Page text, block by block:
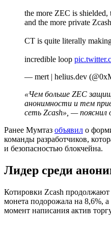
the more ZEC is shielded,
and the more private
CT is quite literally
incredible loop
— mert | helius.dev
«Чем больше ZEC
анонимности и тем
сеть Zcash», — пояснил
Ранее Мумтаз объявил о
команды разработчиков,
и безопасностью блокчейна.
Лидер среди
Котировки Zcash продолжают
монета подорожала на 8,6%,
момент написания актив